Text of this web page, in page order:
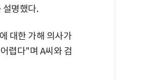
설명했다.
대한 가해 의사가
렵다"며 A씨와 검